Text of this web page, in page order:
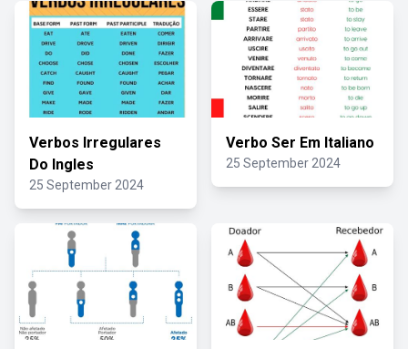
Verbos Irregulares
Do Ingles
25 September 2024
Verbo Ser Em Italiano
25 September 2024